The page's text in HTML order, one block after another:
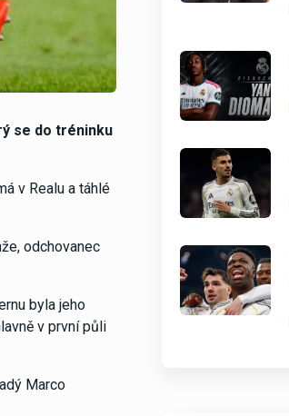
se do tréninku
v Realu a táhlé
odchovanec
byla jeho
v první půli
Marco